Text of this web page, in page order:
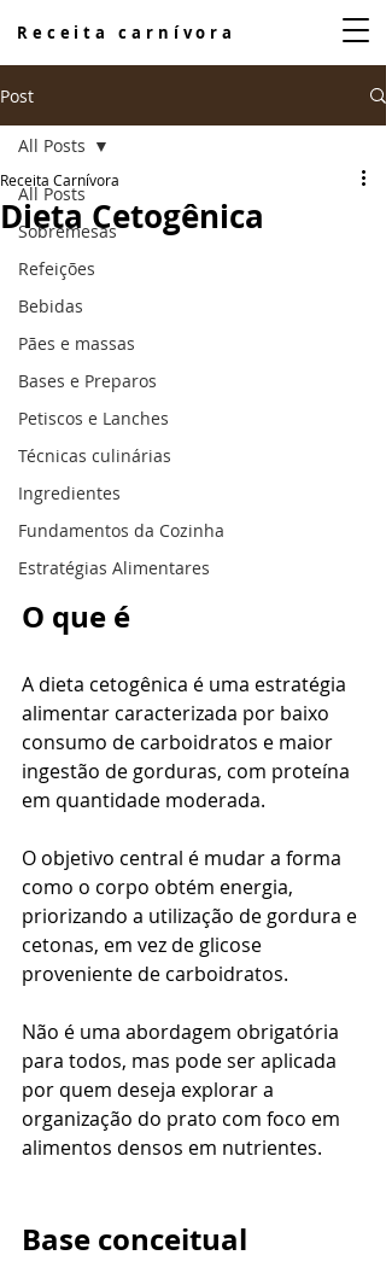
Receita carnívora
Post
All Posts
Sobremesas
Refeições
Bebidas
Pães e massas
Bases e Preparos
Petiscos e Lanches
Técnicas culinárias
Ingredientes
Fundamentos da Cozinha
Estratégias Alimentares
All Posts
Dieta Cetogênica
Receita Carnívora
O que é
A dieta cetogênica é uma estratégia
alimentar caracterizada por baixo
consumo de carboidratos e maior
ingestão de gorduras, com proteína
em quantidade moderada.
O objetivo central é mudar a forma
como o corpo obtém energia,
priorizando a utilização de gordura e
cetonas, em vez de glicose
proveniente de carboidratos.
Não é uma abordagem obrigatória
para todos, mas pode ser aplicada
por quem deseja explorar a
organização do prato com foco em
alimentos densos em nutrientes.
Base conceitual